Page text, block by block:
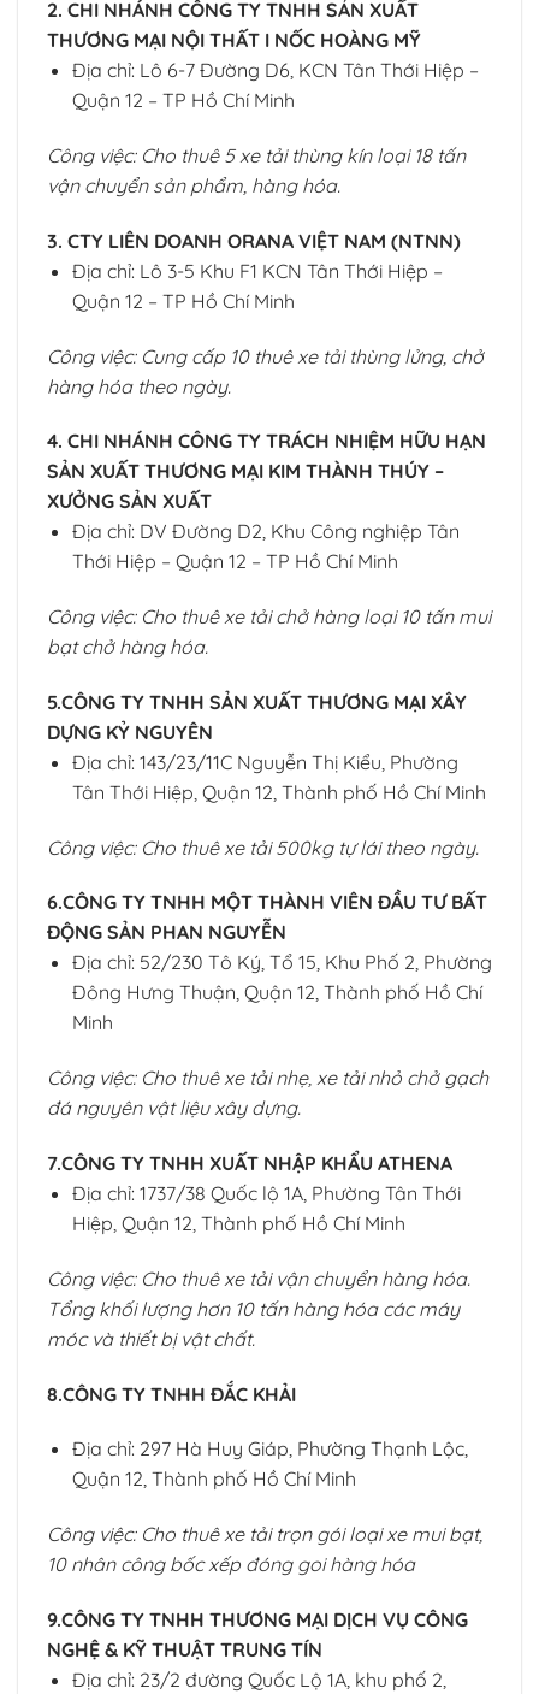
2. CHI NHÁNH CÔNG TY TNHH SẢN XUẤT
THƯƠNG MẠI NỘI THẤT I NỐC HOÀNG MỸ
Địa chỉ: Lô 6-7 Đường D6, KCN Tân Thới Hiệp –
Quận 12 – TP Hồ Chí Minh
Công việc: Cho thuê 5 xe tải thùng kín loại 18 tấn
vận chuyển sản phẩm, hàng hóa.
3. CTY LIÊN DOANH ORANA VIỆT NAM (NTNN)
Địa chỉ: Lô 3-5 Khu F1 KCN Tân Thới Hiệp –
Quận 12 – TP Hồ Chí Minh
Công việc: Cung cấp 10 thuê xe tải thùng lửng, chở
hàng hóa theo ngày.
4. CHI NHÁNH CÔNG TY TRÁCH NHIỆM HỮU HẠN
SẢN XUẤT THƯƠNG MẠI KIM THÀNH THÚY –
XƯỞNG SẢN XUẤT
Địa chỉ: DV Đường D2, Khu Công nghiệp Tân
Thới Hiệp – Quận 12 – TP Hồ Chí Minh
Công việc: Cho thuê xe tải chở hàng loại 10 tấn mui
bạt chở hàng hóa.
5.CÔNG TY TNHH SẢN XUẤT THƯƠNG MẠI XÂY
DỰNG KỶ NGUYÊN
Địa chỉ: 143/23/11C Nguyễn Thị Kiểu, Phường
Tân Thới Hiệp, Quận 12, Thành phố Hồ Chí Minh
Công việc: Cho thuê xe tải 500kg tự lái theo ngày.
6.CÔNG TY TNHH MỘT THÀNH VIÊN ĐẦU TƯ BẤT
ĐỘNG SẢN PHAN NGUYỄN
Địa chỉ: 52/230 Tô Ký, Tổ 15, Khu Phố 2, Phường
Đông Hưng Thuận, Quận 12, Thành phố Hồ Chí
Minh
Công việc: Cho thuê xe tải nhẹ, xe tải nhỏ chở gạch
đá nguyên vật liệu xây dựng.
7.CÔNG TY TNHH XUẤT NHẬP KHẨU ATHENA
Địa chỉ: 1737/38 Quốc lộ 1A, Phường Tân Thới
Hiệp, Quận 12, Thành phố Hồ Chí Minh
Công việc: Cho thuê xe tải vận chuyển hàng hóa.
Tổng khối lượng hơn 10 tấn hàng hóa các máy
móc và thiết bị vật chất.
8.CÔNG TY TNHH ĐẮC KHẢI
Địa chỉ: 297 Hà Huy Giáp, Phường Thạnh Lộc,
Quận 12, Thành phố Hồ Chí Minh
Công việc: Cho thuê xe tải trọn gói loại xe mui bạt,
10 nhân công bốc xếp đóng goi hàng hóa
9.CÔNG TY TNHH THƯƠNG MẠI DỊCH VỤ CÔNG
NGHỆ & KỸ THUẬT TRUNG TÍN
Địa chỉ: 23/2 đường Quốc Lộ 1A, khu phố 2,